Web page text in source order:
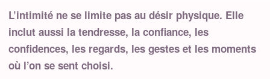
L’intimité ne se limite pas au désir physique. Elle
inclut aussi la tendresse, la confiance, les
confidences, les regards, les gestes et les moments
où l’on se sent choisi.